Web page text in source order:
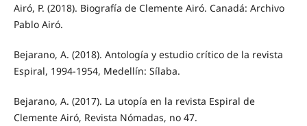
Airó, P. (2018). Biografía de Clemente Airó. Canadá: Archivo
Pablo Airó.
Bejarano, A. (2018). Antología y estudio crítico de la revista
Espiral, 1994-1954, Medellín: Sílaba.
Bejarano, A. (2017). La utopía en la revista Espiral de
Clemente Airó, Revista Nómadas, no 47.